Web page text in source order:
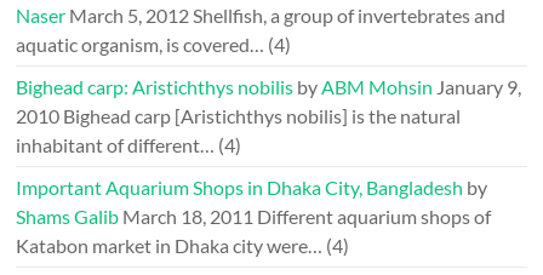
Naser March 5, 2012Shellfish, a group of invertebrates and
aquatic organism, is covered… (4)
Bighead carp: Aristichthys nobilis byABM Mohsin January 9,
2010 Bighead carp [Aristichthys nobilis] is the natural
inhabitant of different… (4)
Important Aquarium Shops in Dhaka City, Bangladesh by
Shams Galib March 18, 2011 Different aquarium shops of
Katabon market in Dhaka city were… (4)